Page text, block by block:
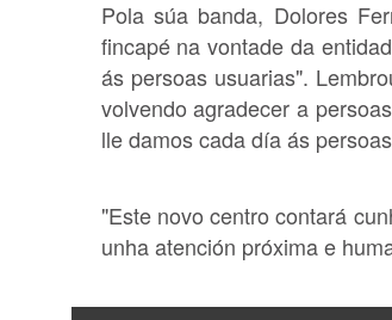
Pola súa banda, Dolores
fincapé na vontade da
ás persoas usuarias".
volvendo agradecer a
lle damos cada día ás
"Este novo centro contará
unha atención próxima e